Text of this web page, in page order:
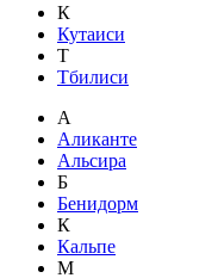
К
Кутаиси
Т
Тбилиси
А
Аликанте
Альсира
Б
Бенидорм
К
Кальпе
М